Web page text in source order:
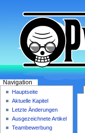
Navigation
Hauptseite
Aktuelle Kapitel
Letzte Änderungen
Ausgezeichnete Artikel
Teambewerbung